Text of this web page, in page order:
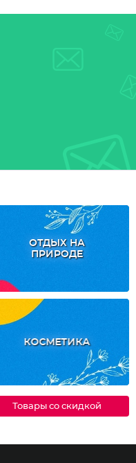
ОТДЫХ НА
ПРИРОДЕ
КОСМЕТИКА
Товары со скидкой